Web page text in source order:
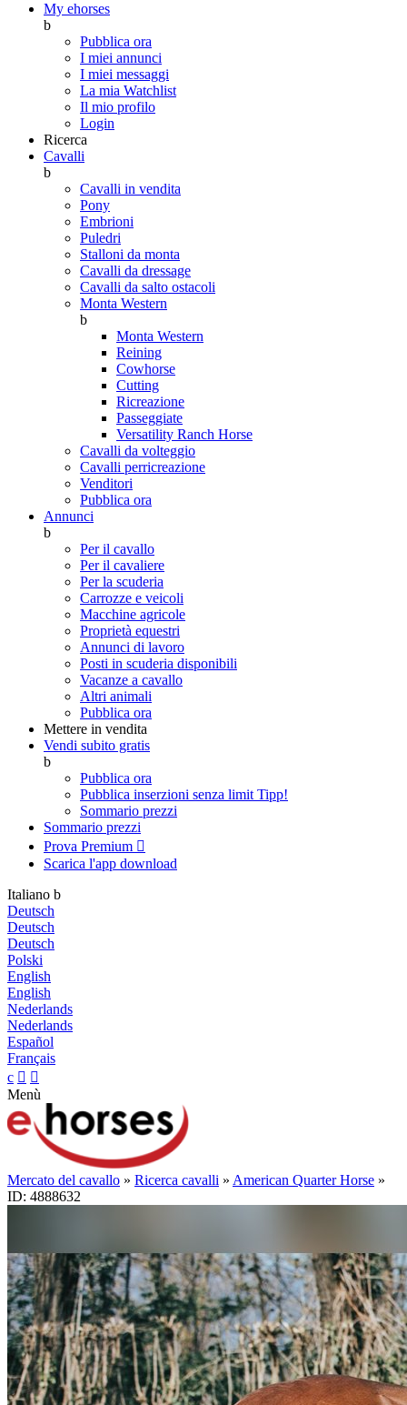
My ehorses
b
Pubblica ora
I miei annunci
I miei messaggi
La mia Watchlist
Il mio profilo
Login
Ricerca
Cavalli
b
Cavalli in vendita
Pony
Embrioni
Puledri
Stalloni da monta
Cavalli da dressage
Cavalli da salto ostacoli
Monta Western
b
Monta Western
Reining
Cowhorse
Cutting
Ricreazione
Passeggiate
Versatility Ranch Horse
Cavalli da volteggio
Cavalli perricreazione
Venditori
Pubblica ora
Annunci
b
Per il cavallo
Per il cavaliere
Per la scuderia
Carrozze e veicoli
Macchine agricole
Proprietà equestri
Annunci di lavoro
Posti in scuderia disponibili
Vacanze a cavallo
Altri animali
Pubblica ora
Mettere in vendita
Vendi subito gratis
b
Pubblica ora
Pubblica inserzioni senza limit Tipp!
Sommario prezzi
Sommario prezzi
Prova Premium 
Scarica l'app download
Italiano b
Deutsch
Deutsch
Deutsch
Polski
English
English
Nederlands
Nederlands
Español
Français
c  
Menù
Mercato del cavallo » Ricerca cavalli » American Quarter Horse »
ID: 4888632